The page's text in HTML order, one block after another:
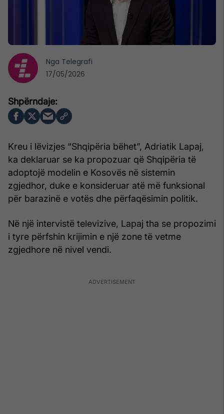
Kreu i lëvizjes “Shqipëria bëhet”, Adriatik Lapaj,
ka deklaruar se ka propozuar që Shqipëria të
adoptojë modelin e Kosovës në sistemin
zgjedhor, duke e konsideruar atë më funksional
për barazinë e votës dhe përfaqësimin politik.
Në një intervistë televizive, Lapaj tha se propozimi
i tyre përfshin krijimin e një zone të vetme
zgjedhore në nivel vendi.
Nga Telegrafi
17/05/2026